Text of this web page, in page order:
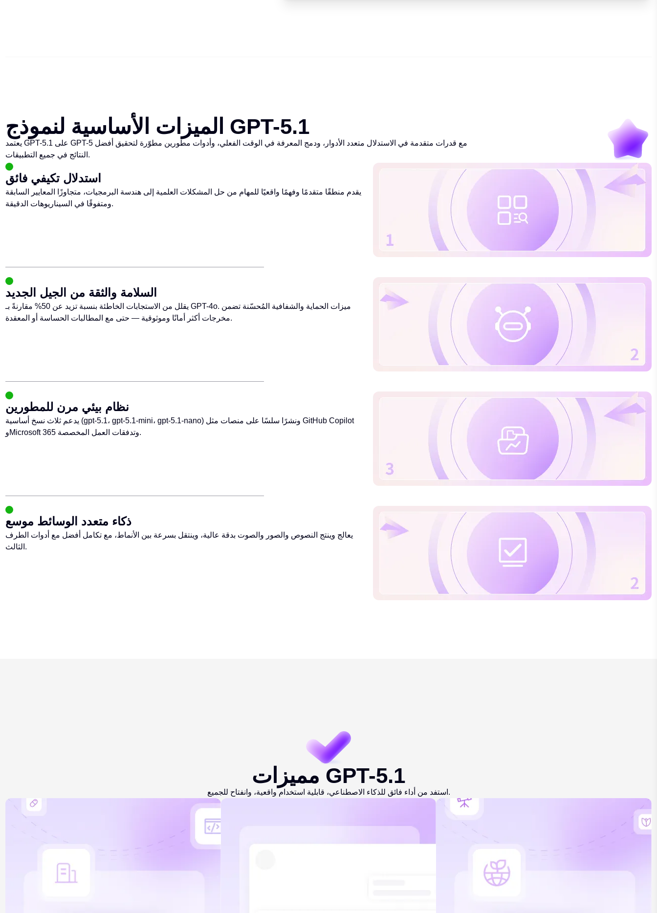
الميزات الأساسية لنموذج GPT-5.1
يعتمد GPT-5.1 على GPT-5 مع قدرات متقدمة في الاستدلال متعدد الأدوار، ودمج المعرفة في الوقت الفعلي، وأدوات مطورين مطوّرة لتحقيق أفضل
النتائج في جميع التطبيقات.
استدلال تكيفي فائق
يقدم منطقًا متقدمًا وفهمًا واقعيًا للمهام من حل المشكلات العلمية إلى هندسة البرمجيات، متجاوزًا المعايير السابقة
ومتفوقًا في السيناريوهات الدقيقة.
السلامة والثقة من الجيل الجديد
يقلل من الاستجابات الخاطئة بنسبة تزيد عن 50% مقارنةً بـ GPT-4o. ميزات الحماية والشفافية المُحسّنة تضمن
مخرجات أكثر أمانًا وموثوقية — حتى مع المطالبات الحساسة أو المعقدة.
نظام بيئي مرن للمطورين
يدعم ثلاث نسخ أساسية (gpt-5.1، gpt-5.1-mini، gpt-5.1-nano) ونشرًا سلسًا على منصات مثل GitHub Copilot
وMicrosoft 365 وتدفقات العمل المخصصة.
ذكاء متعدد الوسائط موسع
يعالج وينتج النصوص والصور والصوت بدقة عالية، وينتقل بسرعة بين الأنماط، مع تكامل أفضل مع أدوات الطرف
الثالث.
مميزات GPT-5.1
استفد من أداء فائق للذكاء الاصطناعي، قابلية استخدام واقعية، وانفتاح للجميع.